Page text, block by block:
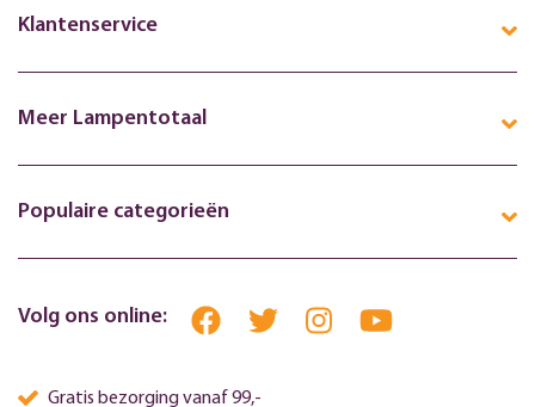
Klantenservice
Meer Lampentotaal
Populaire categorieën
Volg ons online:
Gratis bezorging vanaf 99,-